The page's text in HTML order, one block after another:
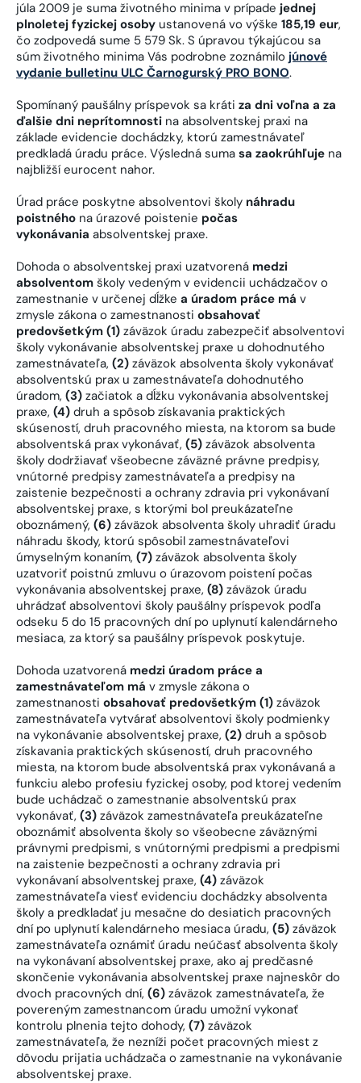
júla 2009 je suma životného minima v prípade jednej
plnoletej fyzickej osoby ustanovená vo výške 185,19 eur,
čo zodpovedá sume 5 579 Sk. S úpravou týkajúcou sa
súm životného minima Vás podrobne zoznámilo júnové
vydanie bulletinu ULC Čarnogurský PRO BONO.
Spomínaný paušálny príspevok sa kráti za dni voľna a za
ďalšie dni neprítomnosti na absolventskej praxi na
základe evidencie dochádzky, ktorú zamestnávateľ
predkladá úradu práce. Výsledná suma sa zaokrúhľuje na
najbližší eurocent nahor.
Úrad práce poskytne absolventovi školy náhradu
poistného na úrazové poistenie počas
vykonávania absolventskej praxe.
Dohoda o absolventskej praxi uzatvorená medzi
absolventom školy vedeným v evidencii uchádzačov o
zamestnanie v určenej dĺžke a úradom práce má v
zmysle zákona o zamestnanosti obsahovať
predovšetkým (1) záväzok úradu zabezpečiť absolventovi
školy vykonávanie absolventskej praxe u dohodnutého
zamestnávateľa, (2) záväzok absolventa školy vykonávať
absolventskú prax u zamestnávateľa dohodnutého
úradom, (3) začiatok a dĺžku vykonávania absolventskej
praxe, (4) druh a spôsob získavania praktických
skúseností, druh pracovného miesta, na ktorom sa bude
absolventská prax vykonávať, (5) záväzok absolventa
školy dodržiavať všeobecne záväzné právne predpisy,
vnútorné predpisy zamestnávateľa a predpisy na
zaistenie bezpečnosti a ochrany zdravia pri vykonávaní
absolventskej praxe, s ktorými bol preukázateľne
oboznámený, (6) záväzok absolventa školy uhradiť úradu
náhradu škody, ktorú spôsobil zamestnávateľovi
úmyselným konaním, (7) záväzok absolventa školy
uzatvoriť poistnú zmluvu o úrazovom poistení počas
vykonávania absolventskej praxe, (8) záväzok úradu
uhrádzať absolventovi školy paušálny príspevok podľa
odseku 5 do 15 pracovných dní po uplynutí kalendárneho
mesiaca, za ktorý sa paušálny príspevok poskytuje.
Dohoda uzatvorená medzi úradom práce a
zamestnávateľom má v zmysle zákona o
zamestnanosti obsahovať predovšetkým (1) záväzok
zamestnávateľa vytvárať absolventovi školy podmienky
na vykonávanie absolventskej praxe, (2) druh a spôsob
získavania praktických skúseností, druh pracovného
miesta, na ktorom bude absolventská prax vykonávaná a
funkciu alebo profesiu fyzickej osoby, pod ktorej vedením
bude uchádzač o zamestnanie absolventskú prax
vykonávať, (3) záväzok zamestnávateľa preukázateľne
oboznámiť absolventa školy so všeobecne záväznými
právnymi predpismi, s vnútornými predpismi a predpismi
na zaistenie bezpečnosti a ochrany zdravia pri
vykonávaní absolventskej praxe, (4) záväzok
zamestnávateľa viesť evidenciu dochádzky absolventa
školy a predkladať ju mesačne do desiatich pracovných
dní po uplynutí kalendárneho mesiaca úradu, (5) záväzok
zamestnávateľa oznámiť úradu neúčasť absolventa školy
na vykonávaní absolventskej praxe, ako aj predčasné
skončenie vykonávania absolventskej praxe najneskôr do
dvoch pracovných dní, (6) záväzok zamestnávateľa, že
povereným zamestnancom úradu umožní vykonať
kontrolu plnenia tejto dohody, (7) záväzok
zamestnávateľa, že nezníži počet pracovných miest z
dôvodu prijatia uchádzača o zamestnanie na vykonávanie
absolventskej praxe.